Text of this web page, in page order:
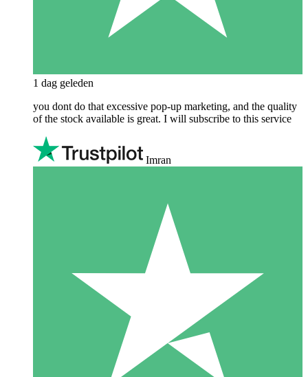
1 dag geleden
you dont do that excessive pop-up marketing, and the quality
of the stock available is great. I will subscribe to this service
Imran